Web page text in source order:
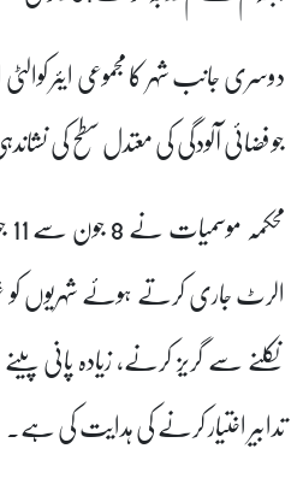
جو فضائی آلودگی کی معتدل سطح کی
الرٹ جاری کرتے ہوئے شہریوں
نکلنے سے گریز کرنے، زیادہ پانی
تدابیر اختیار کرنے کی ہدایت کی ہے۔